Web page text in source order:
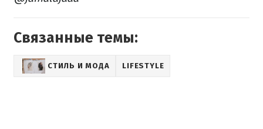
Связанные темы:
СТИЛЬ И МОДА LIFESTYLE